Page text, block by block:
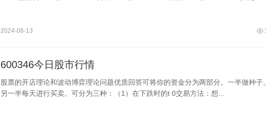
2024-06-13
600346今日股市行情
股票的开店理论和波动博弈理论问题优质回答可将你的资金分为两部分。一半做种子。
另一半每天进行买卖。可分为三种：（1）在下跌时的t 0交易方法：想...